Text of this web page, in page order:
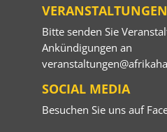
Bitte senden Sie
Ankündigungen an
SOCIAL MEDIA
Besuchen Sie uns auf